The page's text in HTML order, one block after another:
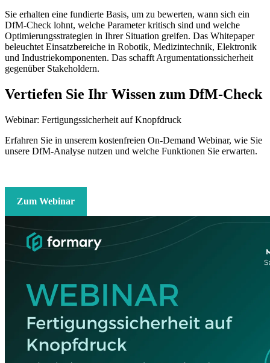
Sie erhalten eine fundierte Basis, um zu bewerten, wann sich ein
DfM-Check lohnt, welche Parameter kritisch sind und welche
Optimierungsstrategien in Ihrer Situation greifen. Das Whitepaper
beleuchtet Einsatzbereiche in Robotik, Medizintechnik, Elektronik
und Industriekomponenten. Das schafft Argumentationssicherheit
gegenüber Stakeholdern.
Vertiefen Sie Ihr Wissen zum DfM-Check
Webinar: Fertigungssicherheit auf Knopfdruck
Erfahren Sie in unserem kostenfreien On-Demand Webinar, wie Sie
unsere DfM-Analyse nutzen und welche Funktionen Sie erwarten.
Zum Webinar